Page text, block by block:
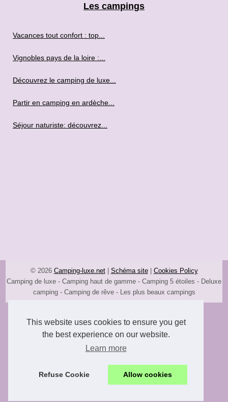
This website uses cookies to ensure you get
the best experience on our website.
Learn more
Refuse Cookie Allow cookies
Les campings
Vacances tout confort : top...
Vignobles pays de la loire :...
Découvrez le camping de luxe...
Partir en camping en ardèche...
Séjour naturiste: découvrez...
© 2026 Camping-luxe.net| Schéma site| Cookies Policy
Camping de luxe - Camping haut de gamme - Camping 5 étoiles - Deluxe
camping - Camping de rêve - Les plus beaux campings